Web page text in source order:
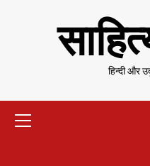
हिन्दी और
Menu